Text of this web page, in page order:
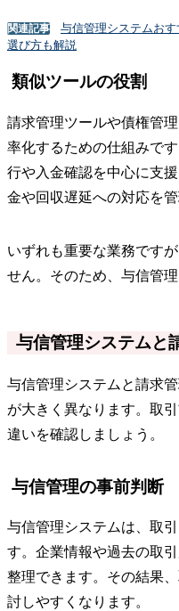
関連記事
与信管理システムおす
選び方も解説
類似ツールの役割
請求管理ツールや債権管
率化するための仕組みで
行や入金確認を中心に支
金や回収遅延への対応を
いずれも重要な業務です
せん。そのため、与信管
与信管理システムと
与信管理システムと請求
が大きく異なります。取
違いを確認しましょう。
与信管理の事前判断
与信管理システムは、取
す。企業情報や過去の取
整理できます。その結果
討しやすくなります。